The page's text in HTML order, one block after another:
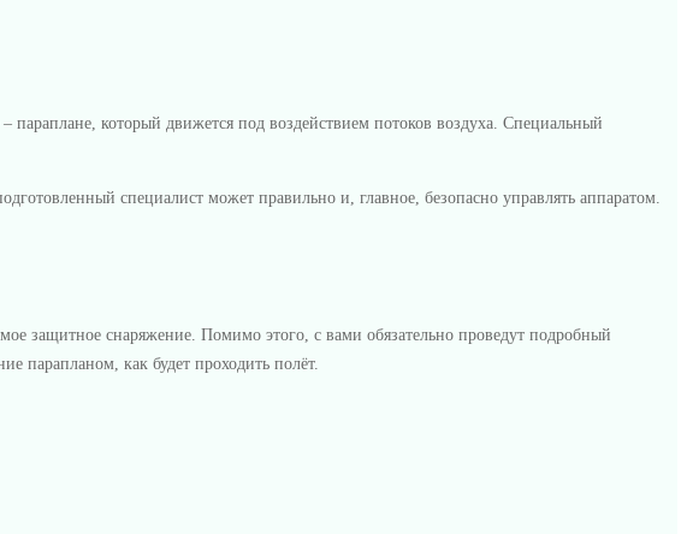
параплане, который движется под воздействием потоков воздуха. Специальный
специалист может правильно и, главное, безопасно управлять аппаратом.
защитное снаряжение. Помимо этого, с вами обязательно проведут подробный
парапланом, как будет проходить полёт.